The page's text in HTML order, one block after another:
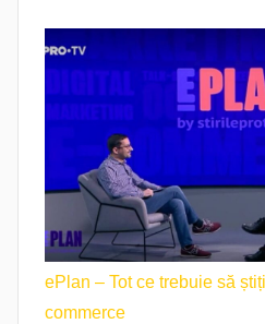
ePlan – Tot ce trebuie să
commerce